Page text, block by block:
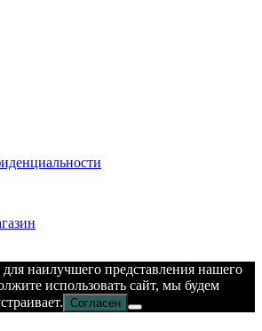
наилучшего представления нашего
использовать сайт, мы будем
Согласен